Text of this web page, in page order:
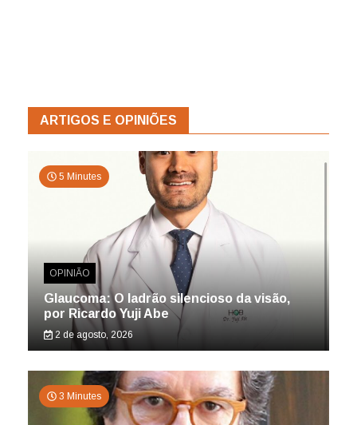
ARTIGOS E OPINIÕES
5 Minutes
OPINIÃO
Glaucoma: O ladrão silencioso da visão,
por Ricardo Yuji Abe
2 de agosto, 2026
3 Minutes